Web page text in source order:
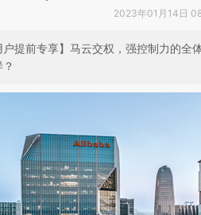
2023年01月14日
户提前专享】马云交权，强控制力的